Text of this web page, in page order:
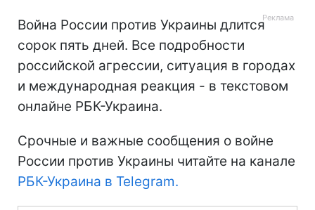
Война России против Украины длится
сорок пять дней. Все подробности
российской агрессии, ситуация в городах
и международная реакция - в текстовом
онлайне РБК-Украина.
Срочные и важные сообщения о войне
России против Украины читайте на канале
РБК-Украина в Telegram.